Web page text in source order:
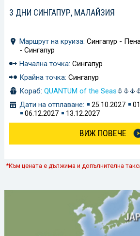
3 ДНИ СИНГАПУР, МАЛАЙЗИЯ
Маршрут на круиза: Сингапур -
- Сингапур
Начална точка: Сингапур
Крайна точка: Сингапур
Кораб: QUANTUM of the Seas
Дати на отплаване:
25.10.2027
06.12.2027
13.12.2027
ВИЖ ПОВЕЧЕ
*Към цената е дължима и допълнителна